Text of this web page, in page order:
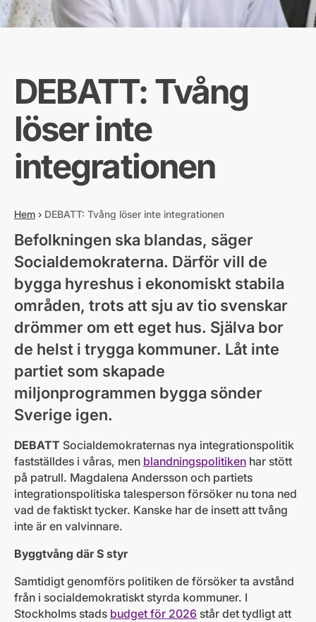
DEBATT: Tvång
löser inte
integrationen
Hem › DEBATT: Tvång löser inte integrationen
Befolkningen ska blandas, säger
Socialdemokraterna. Därför vill de
bygga hyreshus i ekonomiskt stabila
områden, trots att sju av tio svenskar
drömmer om ett eget hus. Själva bor
de helst i trygga kommuner. Låt inte
partiet som skapade
miljonprogrammen bygga sönder
Sverige igen.
DEBATT Socialdemokraternas nya integrationspolitik
fastställdes i våras, men blandningspolitiken har stött
på patrull. Magdalena Andersson och partiets
integrationspolitiska talesperson försöker nu tona ned
vad de faktiskt tycker. Kanske har de insett att tvång
inte är en valvinnare.
Byggtvång där S styr
Samtidigt genomförs politiken de försöker ta avstånd
från i socialdemokratiskt styrda kommuner. I
Stockholms stads budget för 2026 står det tydligt att